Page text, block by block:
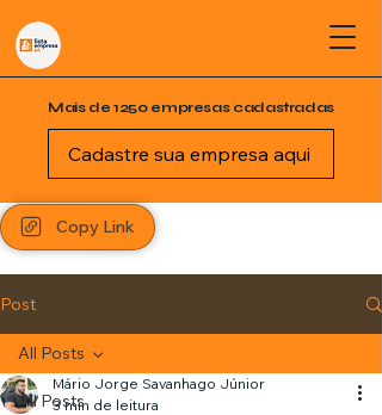
Mais de 1250 empresas cadastradas
Cadastre sua empresa aqui
Copy Link
Post
All Posts
All Posts
Mário Jorge Savanhago Júnior
3 min de leitura